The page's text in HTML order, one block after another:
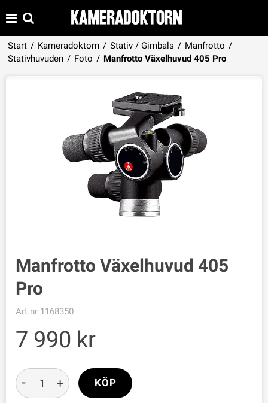
Start / Kameradoktorn / Stativ / Gimbals / Manfrotto /
Stativhuvuden / Foto / Manfrotto Växelhuvud 405 Pro
Produkten har lagts i din varukorg
Manfrotto Växelhuvud 405
Pro
Art.nr 1168350
7 990
- + KÖP